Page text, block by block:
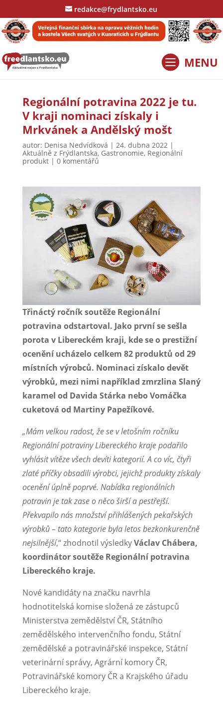
redakce@frydlantsko.eu
Regionální potravina 2022 je tu.
V kraji nominaci získaly i
Mrkvánek a Andělský mošt
autor: Denisa Nedvídková | 24. dubna 2022 |
Aktuálně z Frýdlantska, Gastronomie, Regionální
produkt| 0 komentářů
Třináctý ročník soutěže Regionální
potravina odstartoval. Jako první se sešla
porota v Libereckém kraji, kde se o prestižní
ocenění ucházelo celkem 82 produktů od 29
místních výrobců. Nominaci získalo devět
výrobků, mezi nimi například zmrzlina Slaný
karamel od Davida Stárka nebo Vomáčka
cuketová od Martiny Papežíkové.
„Mám velkou radost, že se v letošním ročníku
Regionální potraviny Libereckého kraje podařilo
vyhlásit vítěze všech devíti kategorií. A co víc, čtyři
zlaté příčky obsadili výrobci, jejichž produkty získaly
ocenění úplně poprvé. Nabídka regionálních
potravin je tak zase o něco širší a pestřejší.
Překvapilo nás množství přihlášených pekařských
výrobků– tato kategorie byla letos bezkonkurenčně
nejsilnější,“ zhodnotil výsledkyVáclav Chábera,
koordinátor soutěže Regionální potravina
Libereckého kraje.
Nové kandidáty na značku navrhla
hodnotitelská komise složená ze zástupců
Ministerstva zemědělství ČR, Státního
zemědělského intervenčního fondu, Státní
zemědělské a potravinářské inspekce, Státní
veterinární správy, Agrární komory ČR,
Potravinářské komory ČR a Krajského úřadu
Libereckého kraje.